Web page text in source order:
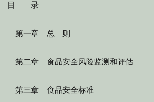
目 录
第一章 总 则
第二章 食品安全风险监测和评估
第三章 食品安全标准